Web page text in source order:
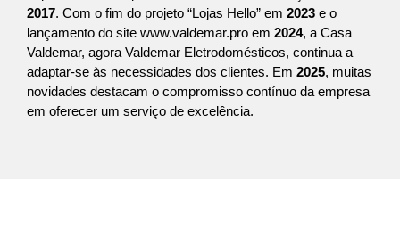
2017. Com o fim do projeto “Lojas Hello” em 2023 e o
lançamento do site www.valdemar.pro em 2024, a Casa
Valdemar, agora Valdemar Eletrodomésticos, continua a
adaptar-se às necessidades dos clientes. Em 2025, muitas
novidades destacam o compromisso contínuo da empresa
em oferecer um serviço de excelência.